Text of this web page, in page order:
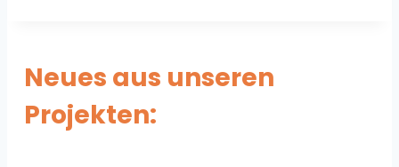
Neues aus unseren
Projekten: